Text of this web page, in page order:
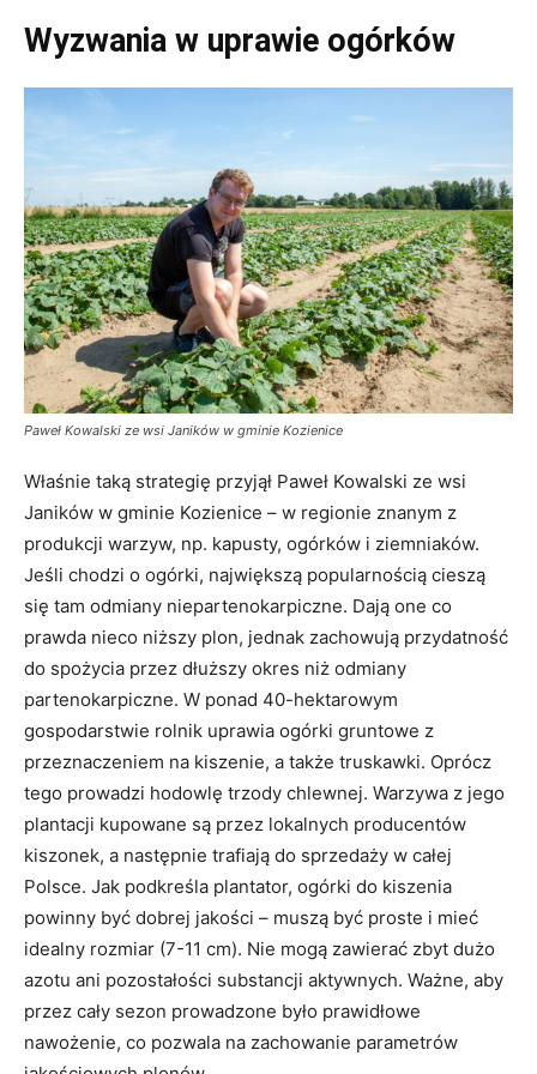
Wyzwania w uprawie ogórków
Paweł Kowalski ze wsi Janików w gminie Kozienice
Właśnie taką strategię przyjął Paweł Kowalski ze wsi
Janików w gminie Kozienice – w regionie znanym z
produkcji warzyw, np. kapusty, ogórków i ziemniaków.
Jeśli chodzi o ogórki, największą popularnością cieszą
się tam odmiany niepartenokarpiczne. Dają one co
prawda nieco niższy plon, jednak zachowują przydatność
do spożycia przez dłuższy okres niż odmiany
partenokarpiczne. W ponad 40-hektarowym
gospodarstwie rolnik uprawia ogórki gruntowe z
przeznaczeniem na kiszenie, a także truskawki. Oprócz
tego prowadzi hodowlę trzody chlewnej. Warzywa z jego
plantacji kupowane są przez lokalnych producentów
kiszonek, a następnie trafiają do sprzedaży w całej
Polsce. Jak podkreśla plantator, ogórki do kiszenia
powinny być dobrej jakości – muszą być proste i mieć
idealny rozmiar (7-11 cm). Nie mogą zawierać zbyt dużo
azotu ani pozostałości substancji aktywnych. Ważne, aby
przez cały sezon prowadzone było prawidłowe
nawożenie, co pozwala na zachowanie parametrów